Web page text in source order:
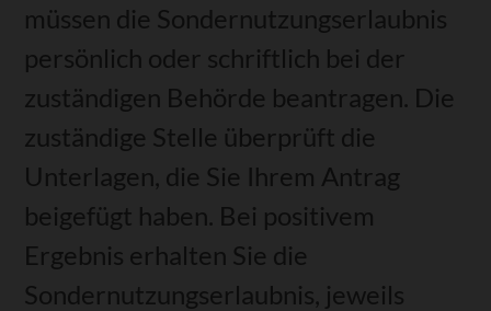
müssen die Sondernutzungserlaubnis
persönlich oder schriftlich bei der
zuständigen Behörde beantragen. Die
zuständige Stelle überprüft die
Unterlagen, die Sie Ihrem Antrag
beigefügt haben. Bei positivem
Ergebnis erhalten Sie die
Sondernutzungserlaubnis, jeweils